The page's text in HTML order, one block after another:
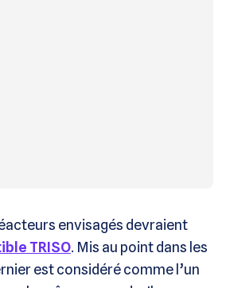
envisagés devraient
TRISO. Mis au point dans les
est considéré comme l’un